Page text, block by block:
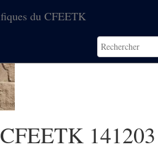
du CFEETK
141203